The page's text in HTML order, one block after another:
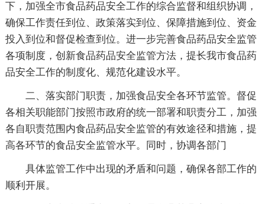
下，加强全市食品药品安全工作的综合监督和组织协调，
确保工作责任到位、政策落实到位、保障措施到位、资金
投入到位和督促检查到位。进一步完善食品药品安全监管
各项制度，创新食品药品安全监管方法，提长我市食品药
品安全工作的制度化、规范化建设水平。
二、落实部门职责，加强食品安全各环节监管。督促
各相关职能部门按照市政府的统一部署和职责分工，加强
各自职责范围内食品药品安全监管的有效途径和措施，提
高各环节的食品安全监管水平。同时，协调各部门
具体监管工作中出现的矛盾和问题，确保各部工作的
顺利开展。